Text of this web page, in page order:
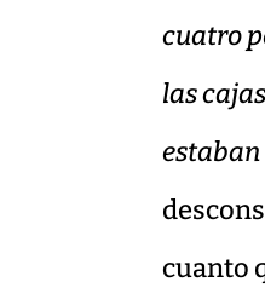
cuatro
las
estaban
cuanto